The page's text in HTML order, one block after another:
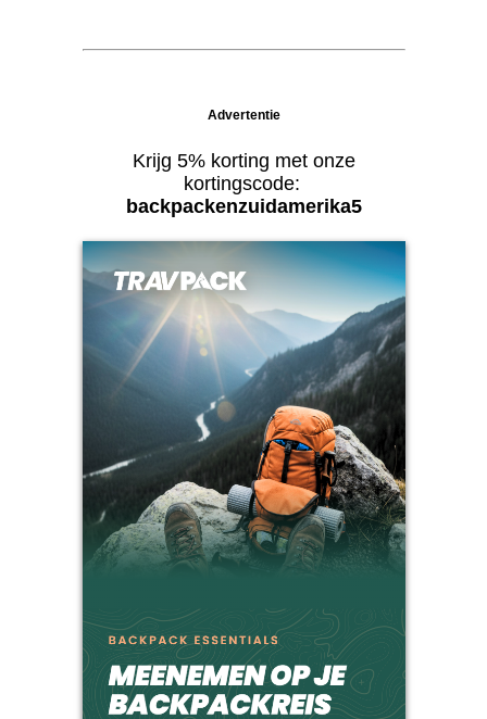
Advertentie
Krijg 5% korting met onze
kortingscode:
backpackenzuidamerika5